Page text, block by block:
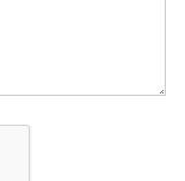
не имеющая